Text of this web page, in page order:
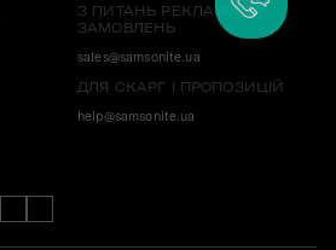
З ПИТАНЬ РЕКЛАМИ ТА
ЗАМОВЛЕНЬ
sales@samsonite.ua
ДЛЯ СКАРГ І ПРОПОЗИЦІЙ
help@samsonite.ua